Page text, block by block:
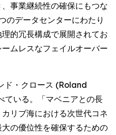
事業継続性の確保にもつな
のデータセンターにわたり
的冗長構成で展開されてお
ムレスなフェイルオーバー
ド・クロース (Roland
ている。「マベニアとの長
リブ海における次世代コネ
の優位性を確保するための